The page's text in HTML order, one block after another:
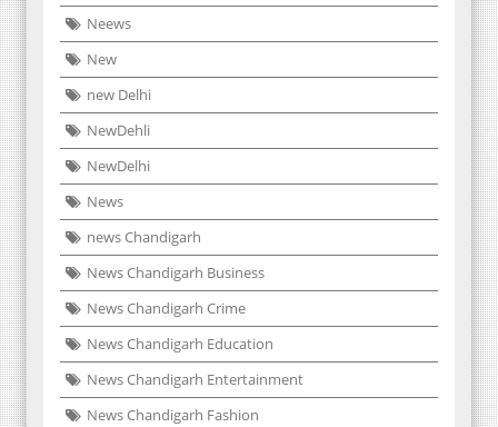
Neews
New
new Delhi
NewDehli
NewDelhi
News
news Chandigarh
News Chandigarh Business
News Chandigarh Crime
News Chandigarh Education
News Chandigarh Entertainment
News Chandigarh Fashion